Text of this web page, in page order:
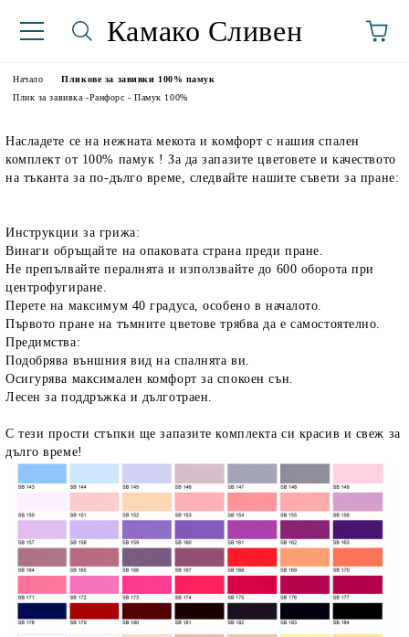
Камако Сливен
Начало
Пликове за завивки 100% памук
Плик за завивка -Ранфорс - Памук 100%
Насладете се на нежната мекота и комфорт с нашия спален
комплект от 100% памук ! За да запазите цветовете и качеството
на тъканта за по-дълго време, следвайте нашите съвети за пране:
Инструкции за грижа:
Винаги обръщайте на опаковата страна преди пране.
Не препълвайте пералнята и използвайте до 600 оборота при
центрофугиране.
Перете на максимум 40 градуса, особено в началото.
Първото пране на тъмните цветове трябва да е самостоятелно.
Предимства:
Подобрява външния вид на спалнята ви.
Осигурява максимален комфорт за спокоен сън.
Лесен за поддръжка и дълготраен.
С тези прости стъпки ще запазите комплекта си красив и свеж за
дълго време!